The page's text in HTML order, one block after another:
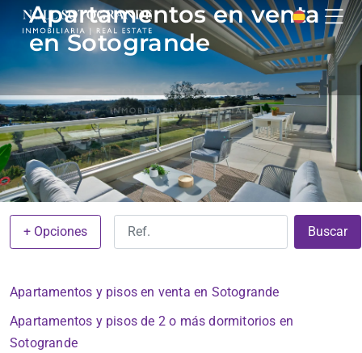
Apartamentos en venta
en Sotogrande
+ Opciones Buscar
Apartamentos y pisos en venta en Sotogrande
Apartamentos y pisos de 2 o más dormitorios en
Sotogrande